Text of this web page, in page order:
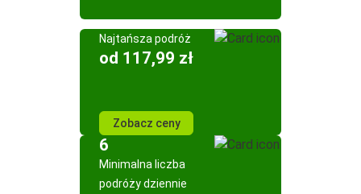
Najtańsza podróż
od 117,99 zł
Zobacz ceny
6
Minimalna liczba
podróży dziennie